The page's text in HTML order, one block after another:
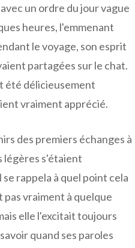
un ordre du jour vague
heures, l'emmenant
le voyage, son esprit
partagées sur le chat.
été délicieusement
vraiment apprécié.
des premiers échanges à
légères s'étaient
rappela à quel point cela
pas vraiment à quelque
elle l'excitait toujours
quand ses paroles